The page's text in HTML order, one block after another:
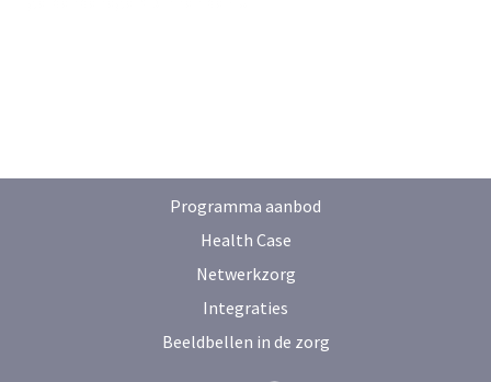
Programma aanbod
Health Case
Netwerkzorg
Integraties
Beeldbellen in de zorg